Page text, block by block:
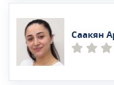
Саакян